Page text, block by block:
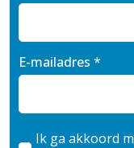
E-mailadres *
Ik ga akkoord